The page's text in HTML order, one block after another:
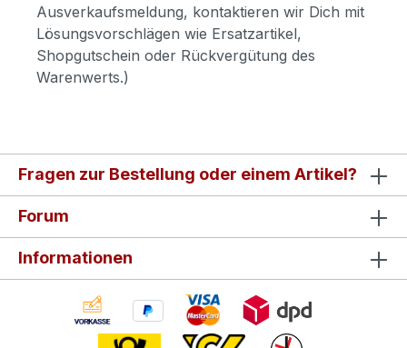
Ausverkaufsmeldung, kontaktieren wir Dich mit
Lösungsvorschlägen wie Ersatzartikel,
Shopgutschein oder Rückvergütung des
Warenwerts.)
Fragen zur Bestellung oder einem Artikel?
Forum
Informationen